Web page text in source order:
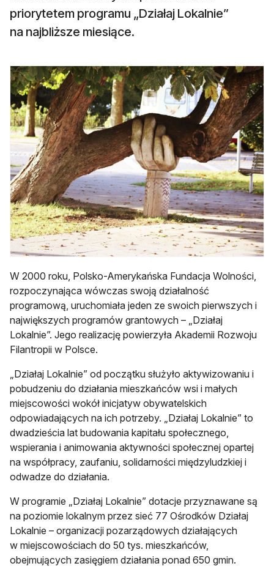
priorytetem programu „Działaj Lokalnie”
na najbliższe miesiące.
W 2000 roku, Polsko-Amerykańska Fundacja Wolności,
rozpoczynająca wówczas swoją działalność
programową, uruchomiała jeden ze swoich pierwszych i
największych programów grantowych – „Działaj
Lokalnie”. Jego realizację powierzyła Akademii Rozwoju
Filantropii w Polsce.
„Działaj Lokalnie” od początku służyło aktywizowaniu i
pobudzeniu do działania mieszkańców wsi i małych
miejscowości wokół inicjatyw obywatelskich
odpowiadających na ich potrzeby. „Działaj Lokalnie” to
dwadzieścia lat budowania kapitału społecznego,
wspierania i animowania aktywności społecznej opartej
na współpracy, zaufaniu, solidarności międzyludzkiej i
odwadze do działania.
W programie „Działaj Lokalnie” dotacje przyznawane są
na poziomie lokalnym przez sieć 77 Ośrodków Działaj
Lokalnie – organizacji pozarządowych działających
w miejscowościach do 50 tys. mieszkańców,
obejmujących zasięgiem działania ponad 650 gmin.